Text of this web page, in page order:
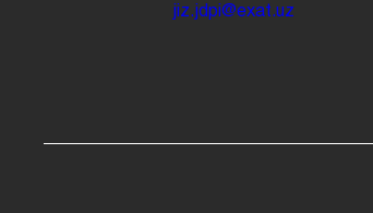
jiz.jdpi@exat.uz